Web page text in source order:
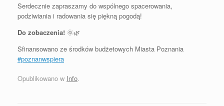
Serdecznie zapraszamy do wspólnego spacerowania,
podziwiania i radowania się piękną pogodą!
Do zobaczenia! 🌞🌿
Sfinansowano ze środków budżetowych Miasta Poznania
#poznanwspiera
Opublikowano w Info.